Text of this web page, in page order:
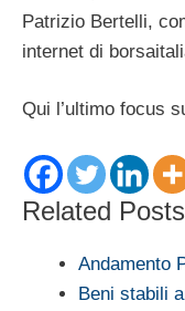
Patrizio Bertelli,
internet di
Qui l’ultimo focus
Related
Andamento
Beni stabili